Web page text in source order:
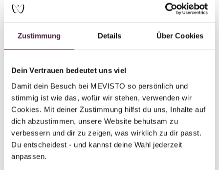
Zustimmung Details Über Cookies
Dein Vertrauen bedeutet uns viel
Damit dein Besuch bei MEVISTO so persönlich und
stimmig ist wie das, wofür wir stehen, verwenden wir
Cookies. Mit deiner Zustimmung hilfst du uns, Inhalte auf
dich abzustimmen, unsere Website behutsam zu
verbessern und dir zu zeigen, was wirklich zu dir passt.
Du entscheidest - und kannst deine Wahl jederzeit
anpassen.
Humanbestattung
Hinter Isabellen 2
54614 Schönecken
Deutschland
E-Mail senden